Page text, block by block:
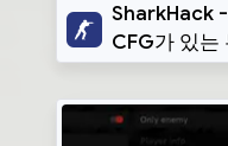
SharkHack
CFG가 있는